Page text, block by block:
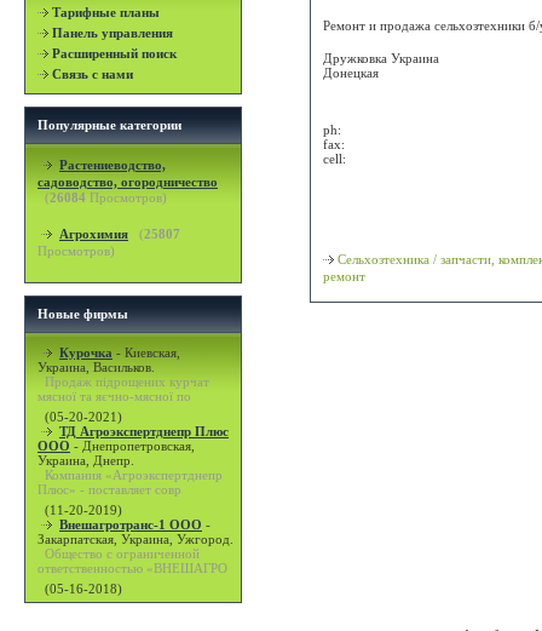
Тарифные планы
Панель управления
Расширенный поиск
Связь с нами
Популярные категории
Растениеводство,
садоводство, огородничество
(26084 Просмотров)
Агрохимия (25807
Просмотров)
Новые фирмы
Курочка - Киевская,
Украина, Васильков.
Продаж підрощених курчат
мясної та яєчно-мясної по
(05-20-2021)
ТД Агроэкспертднепр Плюс
ООО - Днепропетровская,
Украина, Днепр.
Компания «Агроэкспертднепр
Плюс» - поставляет совр
(11-20-2019)
Внешагротранс-1 ООО -
Закарпатская, Украина, Ужгород.
Общество с ограниченной
ответственностью «ВНЕШАГРО
(05-16-2018)
Ремонт и продажа сельхозтехники
Дружковка Украина
Донецкая
ph:
fax:
cell:
Сельхозтехника / запчасти,
ремонт